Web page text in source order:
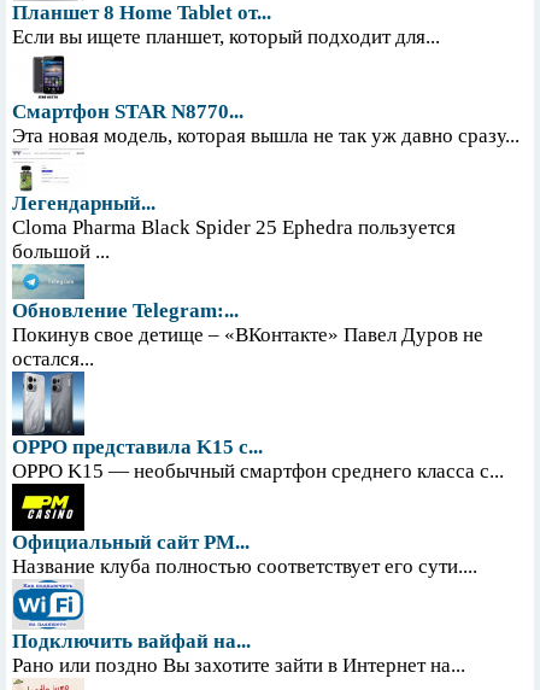
Планшет 8 Home Tablet от...
Если вы ищете планшет, который подходит для...
Смартфон STAR N8770...
Эта новая модель, которая вышла не так уж давно сразу...
Легендарный...
Cloma Pharma Black Spider 25 Ephedra пользуется
большой ...
Обновление Telegram:...
Покинув свое детище – «ВКонтакте» Павел Дуров не
остался...
OPPO представила K15 с...
OPPO K15 — необычный смартфон среднего класса с...
Официальный сайт PM...
Название клуба полностью соответствует его сути....
Подключить вайфай на...
Рано или поздно Вы захотите зайти в Интернет на...